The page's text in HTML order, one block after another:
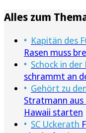
Alles zum
Kapitän des
Rasen muss
Schock in
schrammt an
Gehört zu
Stratmann
Hawaii starten
SC Uckerath